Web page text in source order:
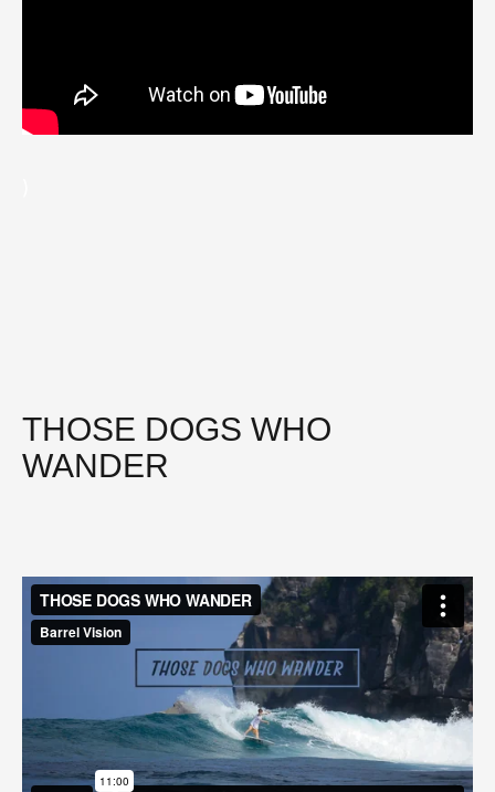
THOSE DOGS WHO
WANDER